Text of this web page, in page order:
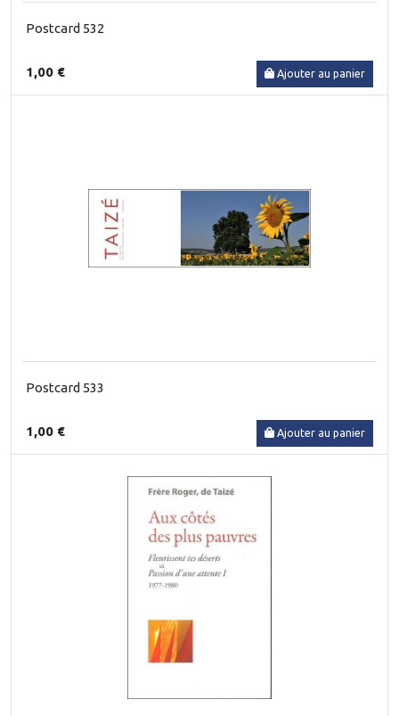
Postcard 532
1,00 € Ajouter au panier
Postcard 533
1,00 € Ajouter au panier